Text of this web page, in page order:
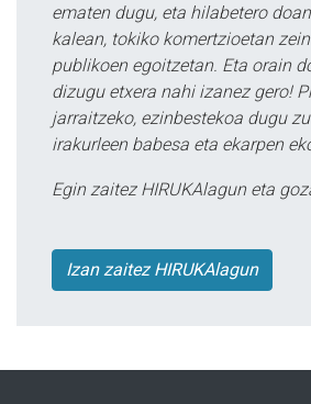
ematen dugu, eta hilabetero
kalean, tokiko komertzioetan
publikoen egoitzetan. Eta orain
dizugu etxera nahi izanez gero!
jarraitzeko, ezinbestekoa dugu
irakurleen babesa eta ekarpen
Egin zaitez HIRUKAlagun eta
Izan zaitez HIRUKAlagun